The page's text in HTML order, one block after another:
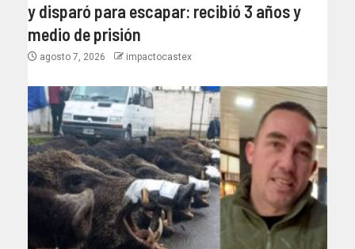
y disparó para escapar: recibió 3 años y
medio de prisión
agosto 7, 2026 impactocastex